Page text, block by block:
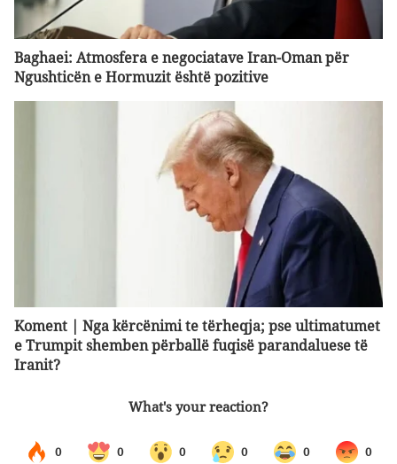
Baghaei: Atmosfera e negociatave Iran-Oman për
Ngushticën e Hormuzit është pozitive
Koment | Nga kërcënimi te tërheqja; pse ultimatumet
e Trumpit shemben përballë fuqisë parandaluese të
Iranit?